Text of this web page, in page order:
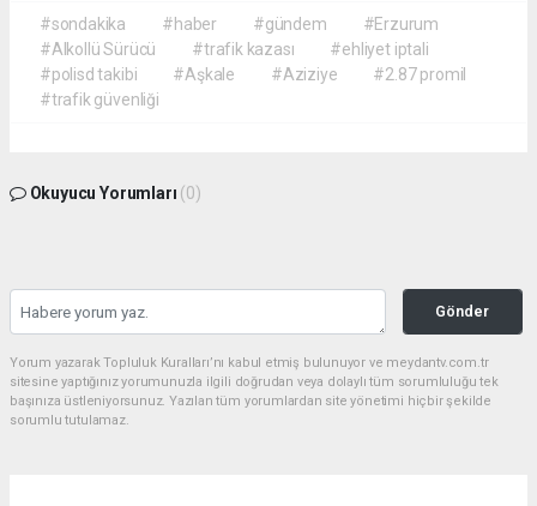
#sondakika #haber #gündem
#Erzurum
#Alkollü Sürücü
#trafik kazası
#ehliyet iptali
#polisd takibi
#Aşkale #Aziziye
#2.87 promil
#trafik güvenliği
Okuyucu Yorumları (0)
Gönder
Yorum yazarak Topluluk Kuralları’nı kabul etmiş bulunuyor ve meydantv.com.tr
sitesine yaptığınız yorumunuzla ilgili doğrudan veya dolaylı tüm sorumluluğu tek
başınıza üstleniyorsunuz. Yazılan tüm yorumlardan site yönetimi hiçbir şekilde
sorumlu tutulamaz.